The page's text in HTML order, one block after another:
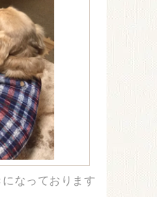
なっております